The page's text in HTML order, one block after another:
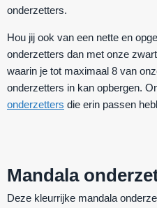
onderzetters.
Hou jij ook van een nette en
onderzetters dan met onze
waarin je tot maximaal 8 van
onderzetters in kan opbergen.
onderzetters die erin passen
Mandala
Deze kleurrijke mandala